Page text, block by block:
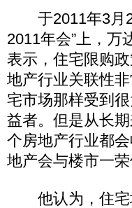
于2011年3月25
2011年会”上，万
表示，住宅限购
地产行业关联性
宅市场那样受到
益者。但是从长
个房地产行业都
地产会与楼市一荣
他认为，住宅